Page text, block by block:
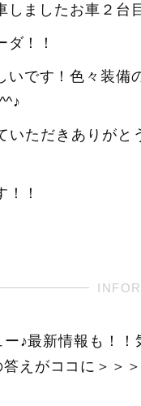
ましたお車２台
！！
いです！色々装
いただきありが
！
ー♪最新情報も！！
えがココに＞＞